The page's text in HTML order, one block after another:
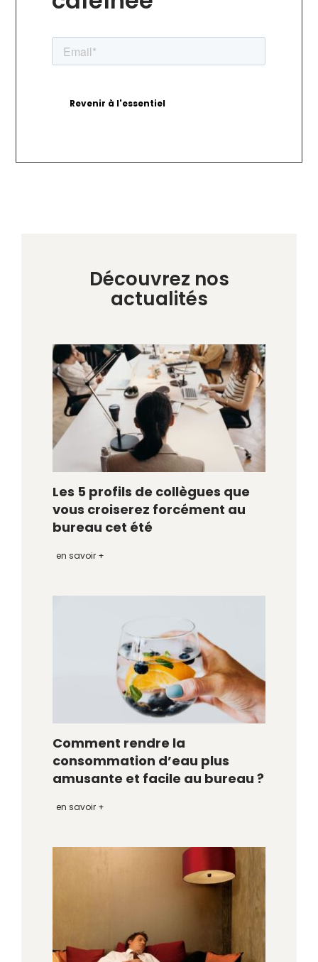
Découvrez nos
actualités
Les 5 profils de collègues que
vous croiserez forcément au
bureau cet été
en savoir +
Comment rendre la
consommation d’eau plus
amusante et facile au bureau ?
en savoir +